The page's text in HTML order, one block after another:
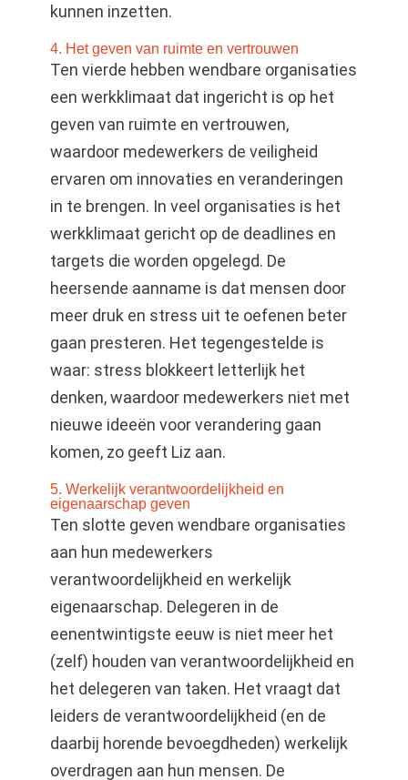
kunnen inzetten.
4. Het geven van ruimte en vertrouwen
Ten vierde hebben wendbare organisaties
een werkklimaat dat ingericht is op het
geven van ruimte en vertrouwen,
waardoor medewerkers de veiligheid
ervaren om innovaties en veranderingen
in te brengen. In veel organisaties is het
werkklimaat gericht op de deadlines en
targets die worden opgelegd. De
heersende aanname is dat mensen door
meer druk en stress uit te oefenen beter
gaan presteren. Het tegengestelde is
waar: stress blokkeert letterlijk het
denken, waardoor medewerkers niet met
nieuwe ideeën voor verandering gaan
komen, zo geeft Liz aan.
5. Werkelijk verantwoordelijkheid en
eigenaarschap geven
Ten slotte geven wendbare organisaties
aan hun medewerkers
verantwoordelijkheid en werkelijk
eigenaarschap. Delegeren in de
eenentwintigste eeuw is niet meer het
(zelf) houden van verantwoordelijkheid en
het delegeren van taken. Het vraagt dat
leiders de verantwoordelijkheid (en de
daarbij horende bevoegdheden) werkelijk
overdragen aan hun mensen. De